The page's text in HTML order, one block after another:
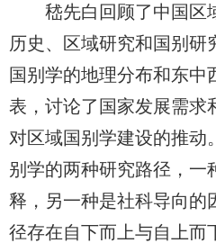
嵇先白回顾了中国区
历史、区域研究和国别研
国别学的地理分布和东中
表，讨论了国家发展需求
对区域国别学建设的推动
别学的两种研究路径，一
释，另一种是社科导向的
径存在自下而上与自上而